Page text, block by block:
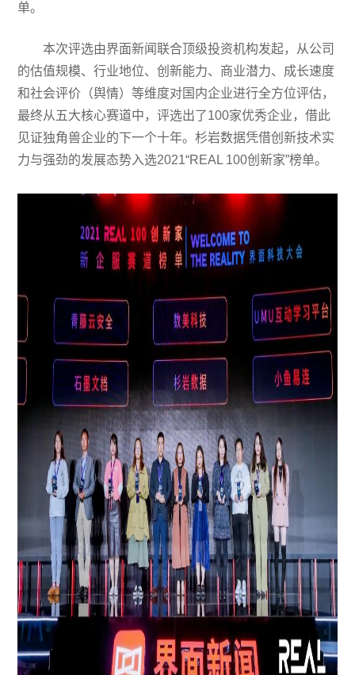
单。
本次评选由界面新闻联合顶级投资机构发起，从公司
的估值规模、行业地位、创新能力、商业潜力、成长速度
和社会评价（舆情）等维度对国内企业进行全方位评估，
最终从五大核心赛道中，评选出了100家优秀企业，借此
见证独角兽企业的下一个十年。杉岩数据凭借创新技术实
力与强劲的发展态势入选2021“REAL 100创新家”榜单。